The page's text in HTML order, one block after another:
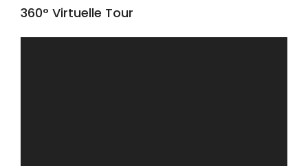
360° Virtuelle Tour